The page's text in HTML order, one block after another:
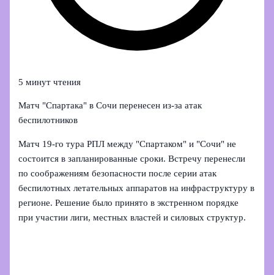
5 минут чтения
Матч "Спартака" в Сочи перенесен из‑за атак
беспилотников
Матч 19-го тура РПЛ между "Спартаком" и "Сочи" не
состоится в запланированные сроки. Встречу перенесли
по соображениям безопасности после серии атак
беспилотных летательных аппаратов на инфраструктуру в
регионе. Решение было принято в экстренном порядке
при участии лиги, местных властей и силовых структур.